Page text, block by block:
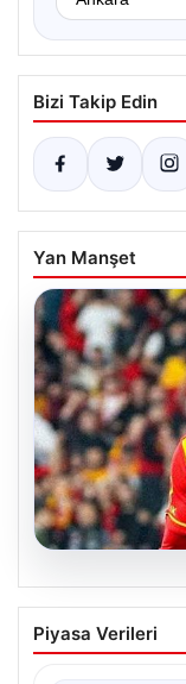
Bizi Takip Edin
Yan Manşet
07.08.2026
Göztepe
geliyor
Piyasa Verileri